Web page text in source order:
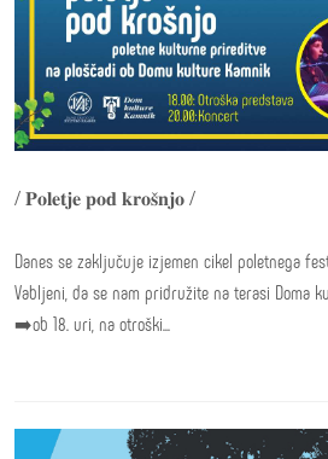
/ 𝐏𝐨𝐥𝐞𝐭𝐣𝐞 𝐩𝐨𝐝 𝐤𝐫𝐨𝐬̌𝐧𝐣𝐨 /
Danes se zaključuje izjemen cikel poletnega
Vabljeni, da se nam pridružite na terasi Doma
➡️ob 18. uri, na otroški...